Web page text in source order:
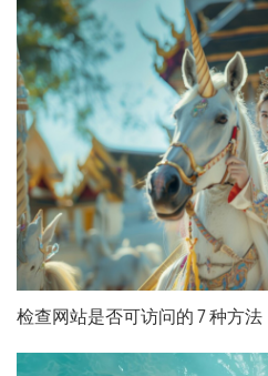
检查网站是否可访问的 7 种方法